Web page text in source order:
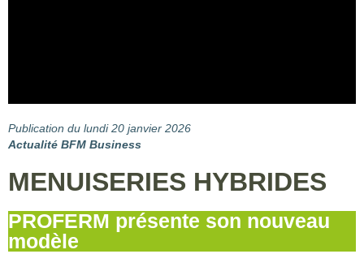
Publication du lundi 20 janvier 2026
Actualité BFM Business
MENUISERIES HYBRIDES
PROFERM présente son nouveau
modèle